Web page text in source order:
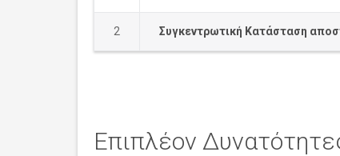
2 Συγκεντρωτική Κατάσταση
Επιπλέον